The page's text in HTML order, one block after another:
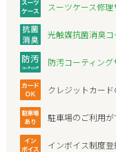
スーツケース修理
光触媒抗菌消臭
防汚コーティング
クレジットカード
駐車場のご利用が
インボイス制度